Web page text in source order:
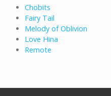
Chobits
Fairy Tail
Melody of Oblivion
Love Hina
Remote